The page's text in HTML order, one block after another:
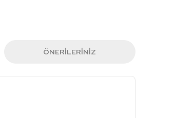
ÖNERILERINIZ